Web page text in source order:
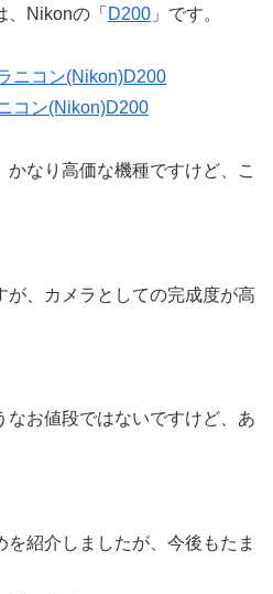
、Nikonの「 D200 」です。
コン(Nikon)D200
かなり高価な機種ですけど、こ
が、カメラとしての完成度が高
なお値段ではないですけど、あ
を紹介しましたが、今後もたま